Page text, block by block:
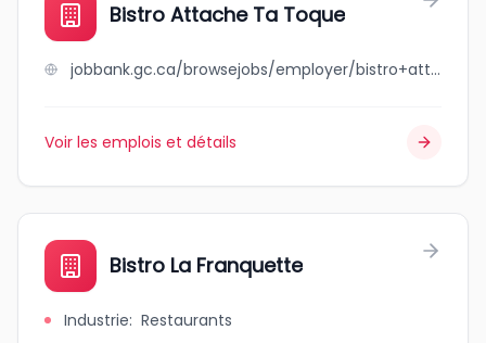
Bistro Attache Ta Toque
jobbank.gc.ca/browsejobs/employer/bistro+attache+ta+toque/ca
Voir les emplois et détails
Bistro La Franquette
Industrie: Restaurants